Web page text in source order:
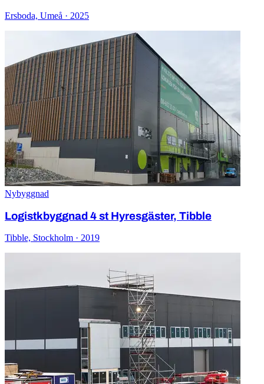
Ersboda, Umeå · 2025
Nybyggnad
Logistkbyggnad 4 st Hyresgäster, Tibble
Tibble, Stockholm · 2019